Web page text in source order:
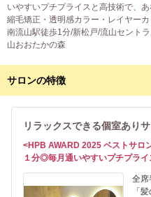
いやすいプチプライスと高技術で、
縮毛矯正・透明感カラー・レイヤー
南流山駅徒歩1分/新松戸/流山セント
山おおたかの森
サロンの特徴
リラックスできる個室あり
<HPB AWARD 2025 ベストサロ
１分◎毎月通いやすいプチプライ
全席
「